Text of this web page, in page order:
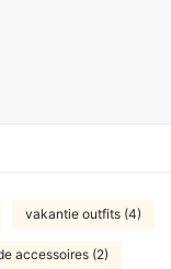
vakantie outfits (4)
accessoires (2)